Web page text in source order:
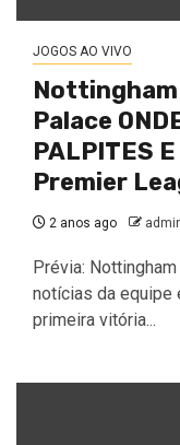
JOGOS AO VIVO
Palace
PALPITES
Premier
2 anos ago
Prévia:
notícias da
primeira vitória...